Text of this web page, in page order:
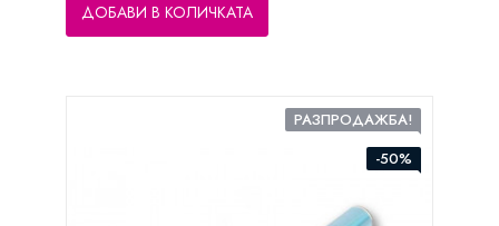
ДОБАВИ В КОЛИЧКАТА
РАЗПРОДАЖБА!
-50%